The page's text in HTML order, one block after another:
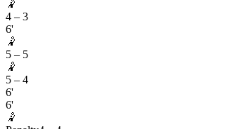
🤾
4 – 3
6'
🤾
5 – 5
🤾
5 – 4
6'
6'
🤾